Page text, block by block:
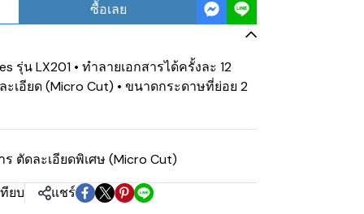
ซื้อเลย
รุ่น LX201 • ทำลายเอกสารได้ครั้งละ 12
เอียด (Micro Cut) • ขนาดกระดาษที่ย่อย 2
ร ตัดละเอียดพิเศษ (Micro Cut)
ยบ
แชร์